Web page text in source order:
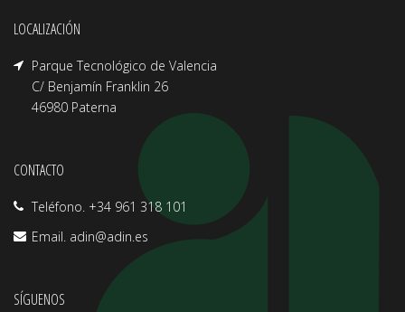
LOCALIZACIÓN
Parque Tecnológico de Valencia
C/ Benjamín Franklin 26
46980 Paterna
CONTACTO
Teléfono. +34 961 318 101
Email. adin@adin.es
SÍGUENOS